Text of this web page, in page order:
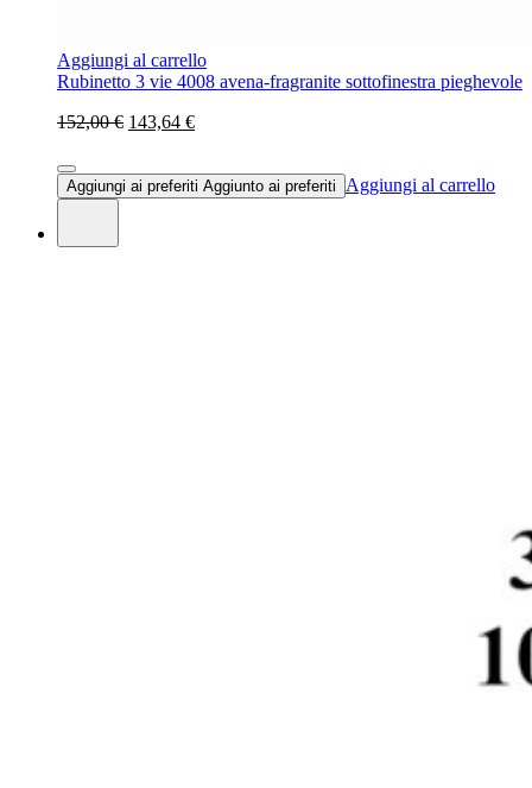
Aggiungi al carrello
Rubinetto 3 vie 4008 avena-fragranite sottofinestra pieghevole
152,00 € 143,64 €
Aggiungi ai preferiti Aggiunto ai preferiti Aggiungi al carrello